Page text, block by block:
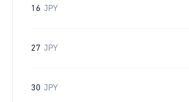
16 JPY
27 JPY
30 JPY